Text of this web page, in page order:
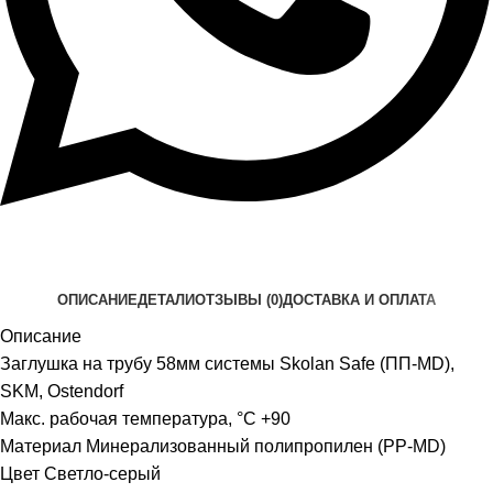
ОПИСАНИЕДЕТАЛИОТЗЫВЫ (0)ДОСТАВКА И ОПЛАТА
Описание
Заглушка на трубу 58мм системы Skolan Safe (ПП-MD),
SKM, Ostendorf
Макс. рабочая температура, °C +90
Материал Минерализованный полипропилен (PP-MD)
Цвет Светло-серый